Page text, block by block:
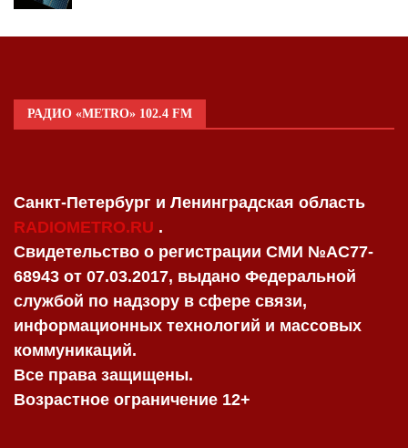
РАДИО «METRO» 102.4 FM
Санкт-Петербург и Ленинградская область
RADIOMETRO.RU .
Свидетельство о регистрации СМИ №AC77-
68943 от 07.03.2017, выдано Федеральной
службой по надзору в сфере связи,
информационных технологий и массовых
коммуникаций.
Все права защищены.
Возрастное ограничение 12+